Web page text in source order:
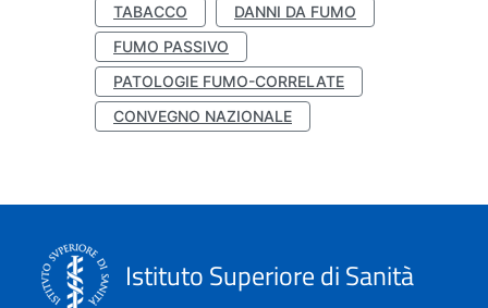
TABACCO
DANNI DA FUMO
FUMO PASSIVO
PATOLOGIE FUMO-CORRELATE
CONVEGNO NAZIONALE
Istituto Superiore di Sanità